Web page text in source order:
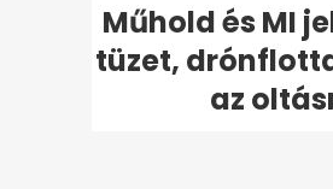
Műhold és MI
tüzet,
az